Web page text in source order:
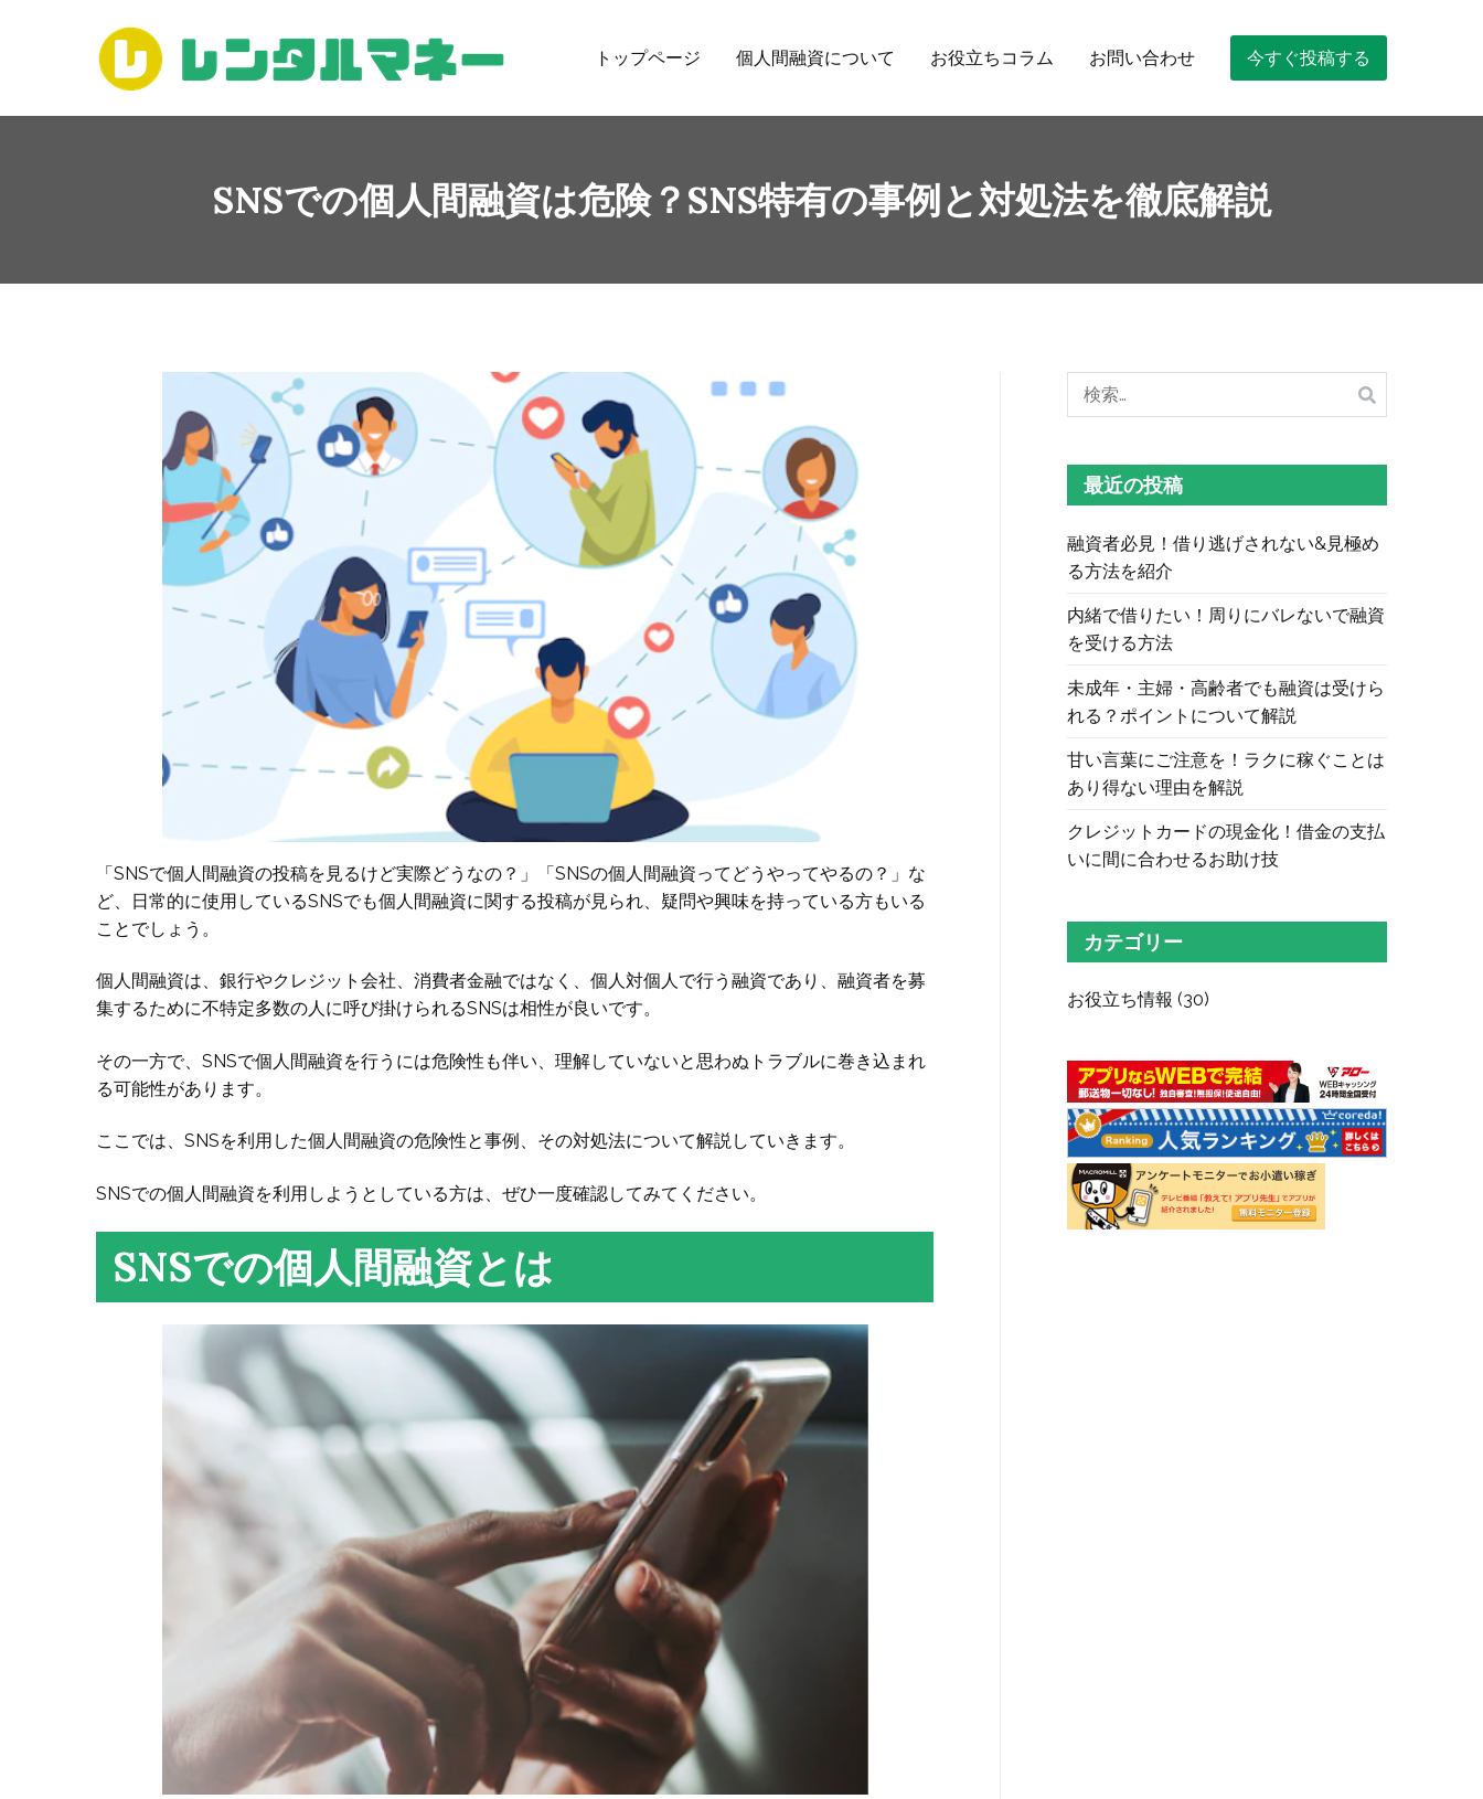
ツ
【公式】個人間融資掲示板ならレンタルマネー
レンタルマネーは、個人間融資のための掲示板です。
トップページ 個人間融資について お役立ちコラム お問い合わせ 今すぐ投稿する
SNSでの個人間融資は危険？SNS特有の事例と対処法を徹底解説
「SNSで個人間融資の投稿を見るけど実際どうなの？」「SNSの個人間融資ってどうやってやるの？」な
ど、日常的に使用しているSNSでも個人間融資に関する投稿が見られ、疑問や興味を持っている方もいる
ことでしょう。
個人間融資は、銀行やクレジット会社、消費者金融ではなく、個人対個人で行う融資であり、融資者を募
集するために不特定多数の人に呼び掛けられるSNSは相性が良いです。
その一方で、SNSで個人間融資を行うには危険性も伴い、理解していないと思わぬトラブルに巻き込まれ
る可能性があります。
ここでは、SNSを利用した個人間融資の危険性と事例、その対処法について解説していきます。
SNSでの個人間融資を利用しようとしている方は、ぜひ一度確認してみてください。
SNSでの個人間融資とは
索:
最近の投稿
融資者必見！借り逃げされない&見極め
る方法を紹介
内緒で借りたい！周りにバレないで融資
を受ける方法
未成年・主婦・高齢者でも融資は受けら
れる？ポイントについて解説
甘い言葉にご注意を！ラクに稼ぐことは
あり得ない理由を解説
クレジットカードの現金化！借金の支払
いに間に合わせるお助け技
カテゴリー
お役立ち情報 (30)